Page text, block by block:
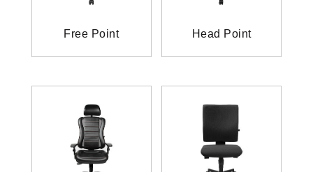
Free Point Head Point